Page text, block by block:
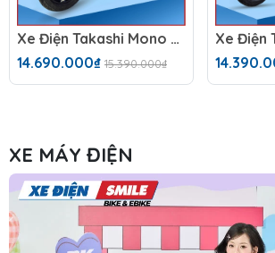
Xe Điện Takashi Mono (60V-23Ah)
14.690.000₫ 15.390.000₫
XE MÁY ĐIỆN